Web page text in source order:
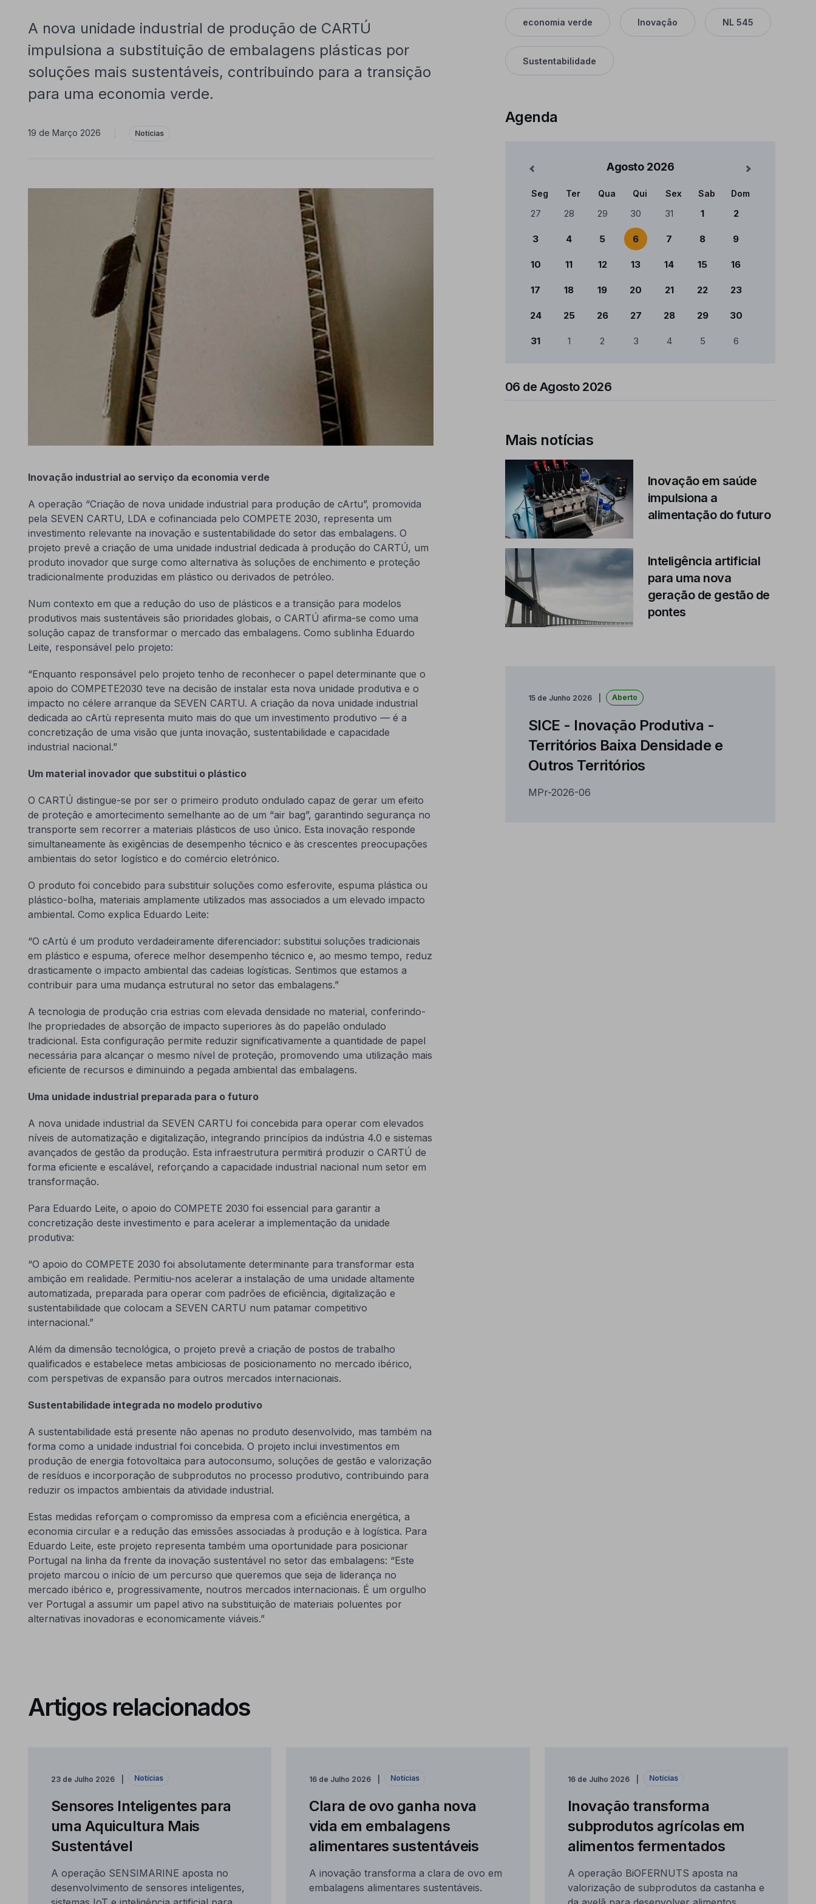
A nova unidade industrial de produção de CARTÚ
impulsiona a substituição de embalagens plásticas por
soluções mais sustentáveis, contribuindo para a transição
para uma economia verde.
19 de Março 2026 Notícias
Inovação industrial ao serviço da economia verde
A operação “Criação de nova unidade industrial para produção de cArtu”, promovida
pela SEVEN CARTU, LDA e cofinanciada pelo COMPETE 2030, representa um
investimento relevante na inovação e sustentabilidade do setor das embalagens. O
projeto prevê a criação de uma unidade industrial dedicada à produção do CARTÚ, um
produto inovador que surge como alternativa às soluções de enchimento e proteção
tradicionalmente produzidas em plástico ou derivados de petróleo.
Num contexto em que a redução do uso de plásticos e a transição para modelos
produtivos mais sustentáveis são prioridades globais, o CARTÚ afirma-se como uma
solução capaz de transformar o mercado das embalagens. Como sublinha Eduardo
Leite, responsável pelo projeto:
“Enquanto responsável pelo projeto tenho de reconhecer o papel determinante que o
apoio do COMPETE2030 teve na decisão de instalar esta nova unidade produtiva e o
impacto no célere arranque da SEVEN CARTU. A criação da nova unidade industrial
dedicada ao cArtù representa muito mais do que um investimento produtivo — é a
concretização de uma visão que junta inovação, sustentabilidade e capacidade
industrial nacional.”
Um material inovador que substitui o plástico
O CARTÚ distingue-se por ser o primeiro produto ondulado capaz de gerar um efeito
de proteção e amortecimento semelhante ao de um “air bag”, garantindo segurança no
transporte sem recorrer a materiais plásticos de uso único. Esta inovação responde
simultaneamente às exigências de desempenho técnico e às crescentes preocupações
ambientais do setor logístico e do comércio eletrónico.
O produto foi concebido para substituir soluções como esferovite, espuma plástica ou
plástico-bolha, materiais amplamente utilizados mas associados a um elevado impacto
ambiental. Como explica Eduardo Leite:
“O cArtù é um produto verdadeiramente diferenciador: substitui soluções tradicionais
em plástico e espuma, oferece melhor desempenho técnico e, ao mesmo tempo, reduz
drasticamente o impacto ambiental das cadeias logísticas. Sentimos que estamos a
contribuir para uma mudança estrutural no setor das embalagens.”
A tecnologia de produção cria estrias com elevada densidade no material, conferindo-
lhe propriedades de absorção de impacto superiores às do papelão ondulado
tradicional. Esta configuração permite reduzir significativamente a quantidade de papel
necessária para alcançar o mesmo nível de proteção, promovendo uma utilização mais
eficiente de recursos e diminuindo a pegada ambiental das embalagens.
Uma unidade industrial preparada para o futuro
A nova unidade industrial da SEVEN CARTU foi concebida para operar com elevados
níveis de automatização e digitalização, integrando princípios da indústria 4.0 e sistemas
avançados de gestão da produção. Esta infraestrutura permitirá produzir o CARTÚ de
forma eficiente e escalável, reforçando a capacidade industrial nacional num setor em
transformação.
Para Eduardo Leite, o apoio do COMPETE 2030 foi essencial para garantir a
concretização deste investimento e para acelerar a implementação da unidade
produtiva:
“O apoio do COMPETE 2030 foi absolutamente determinante para transformar esta
ambição em realidade. Permitiu-nos acelerar a instalação de uma unidade altamente
automatizada, preparada para operar com padrões de eficiência, digitalização e
sustentabilidade que colocam a SEVEN CARTU num patamar competitivo
internacional.”
Além da dimensão tecnológica, o projeto prevê a criação de postos de trabalho
qualificados e estabelece metas ambiciosas de posicionamento no mercado ibérico,
com perspetivas de expansão para outros mercados internacionais.
Sustentabilidade integrada no modelo produtivo
A sustentabilidade está presente não apenas no produto desenvolvido, mas também na
forma como a unidade industrial foi concebida. O projeto inclui investimentos em
produção de energia fotovoltaica para autoconsumo, soluções de gestão e valorização
de resíduos e incorporação de subprodutos no processo produtivo, contribuindo para
reduzir os impactos ambientais da atividade industrial.
Estas medidas reforçam o compromisso da empresa com a eficiência energética, a
economia circular e a redução das emissões associadas à produção e à logística. Para
Eduardo Leite, este projeto representa também uma oportunidade para posicionar
Portugal na linha da frente da inovação sustentável no setor das embalagens: “Este
projeto marcou o início de um percurso que queremos que seja de liderança no
mercado ibérico e, progressivamente, noutros mercados internacionais. É um orgulho
ver Portugal a assumir um papel ativo na substituição de materiais poluentes por
alternativas inovadoras e economicamente viáveis.”
economia verde Inovação NL 545
Sustentabilidade
Agenda
Agosto 2026
Mês Anterior Mês Seguinte
Calendário
Seg Ter Qua Qui Sex Sab Dom
27 28 29 30 31 1 2
3 4 5 6 7 8 9
10 11 12 13 14 15 16
17 18 19 20 21 22 23
24 25 26 27 28 29 30
31 1 2 3 4 5 6
06 de Agosto 2026
Mais notícias
Inovação em saúde
impulsiona a
alimentação do futuro
Inteligência artificial
para uma nova
geração de gestão de
pontes
15 de Junho 2026 Aberto
SICE - Inovação Produtiva -
Territórios Baixa Densidade e
Outros Territórios
MPr-2026-06
Artigos relacionados
23 de Julho 2026 Notícias
Sensores Inteligentes para
uma Aquicultura Mais
Sustentável
A operação SENSIMARINE aposta no
desenvolvimento de sensores inteligentes,
16 de Julho 2026 Notícias
Clara de ovo ganha nova
vida em embalagens
alimentares sustentáveis
A inovação transforma a clara de ovo em
embalagens alimentares sustentáveis.
16 de Julho 2026 Notícias
Inovação transforma
subprodutos agrícolas em
alimentos fermentados
A operação BiOFERNUTS aposta na
valorização de subprodutos da castanha e